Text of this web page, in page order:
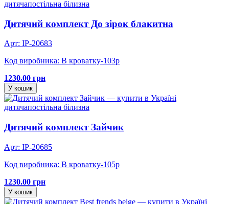
дитячапостільна білизна
Дитячий комплект До зірок блакитна
Арт: IP-20683
Код виробника: В кроватку-103р
1230.00 грн
У кошик
дитячапостільна білизна
Дитячий комплект Зайчик
Арт: IP-20685
Код виробника: В кроватку-105р
1230.00 грн
У кошик